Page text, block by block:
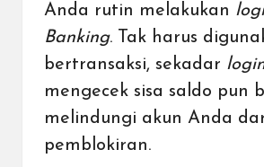
Anda rutin melakukan
Banking. Tak harus
bertransaksi, sekadar
mengecek sisa saldo pun
melindungi akun Anda
pemblokiran.